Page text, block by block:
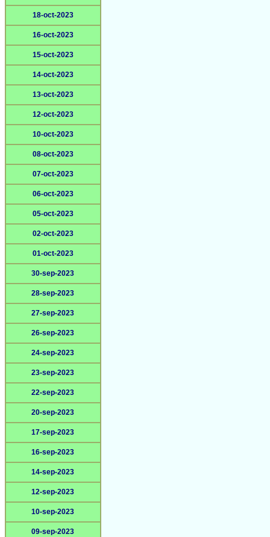
18-oct-2023
16-oct-2023
15-oct-2023
14-oct-2023
13-oct-2023
12-oct-2023
10-oct-2023
08-oct-2023
07-oct-2023
06-oct-2023
05-oct-2023
02-oct-2023
01-oct-2023
30-sep-2023
28-sep-2023
27-sep-2023
26-sep-2023
24-sep-2023
23-sep-2023
22-sep-2023
20-sep-2023
17-sep-2023
16-sep-2023
14-sep-2023
12-sep-2023
10-sep-2023
09-sep-2023